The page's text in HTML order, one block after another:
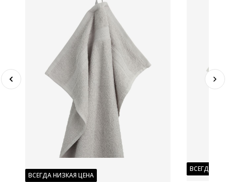
ВСЕГДА НИЗКАЯ ЦЕНА
ВСЕГДА